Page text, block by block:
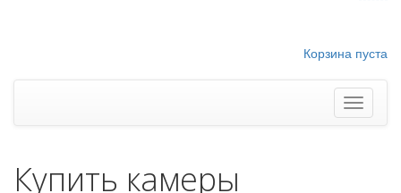
Корзина пуста
Купить камеры